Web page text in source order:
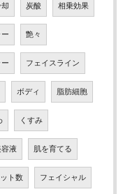
却 炭酸 相乗効果
艶々
フェイスライン
ボディ 脂肪細胞
くすみ
容液 肌を育てる
ト数 フェイシャル